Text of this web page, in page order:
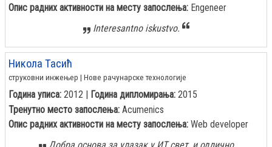
Опис радних активности на месту запослења: Engeneer
Interesantno iskustvo.
Никола Тасић
струковни инжењер | Нове рачунарске технологије
Година уписа: 2012 | Година дипломирања: 2015
Тренутно место запослења: Acumenics
Опис радних активности на месту запослења: Web developer